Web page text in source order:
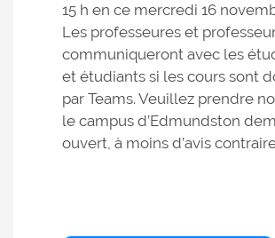
15 h en ce mercredi 16
Les professeures et
communiqueront avec les
et étudiants si les cours sont
par Teams. Veuillez prendre
le campus d’Edmundston
ouvert, à moins d’avis